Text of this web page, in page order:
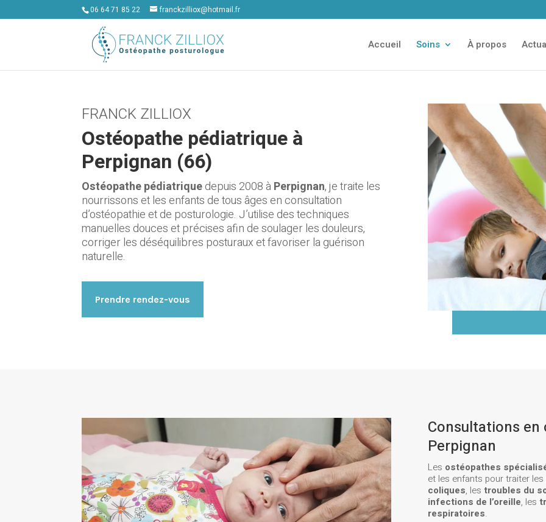
06 64 71 85 22 franckzilliox@hotmail.fr
Accueil Soins À propos
FRANCK ZILLIOX
Ostéopathe pédiatrique à
Perpignan (66)
Ostéopathe pédiatriquedepuis 2008 àPerpignan, je traite les
nourrissons et les enfants de tous âges en consultation
d’ostéopathie et de posturologie. J’utilise des techniques
manuelles douces et précises afin de soulager les douleurs,
corriger les déséquilibres posturaux et favoriser la guérison
naturelle.
Prendre rendez-vous
Consultations
Perpignan
Les ostéopathes
et les enfants pour traiter
coliques, les troubles du
infections de l’oreille, les
respiratoires.